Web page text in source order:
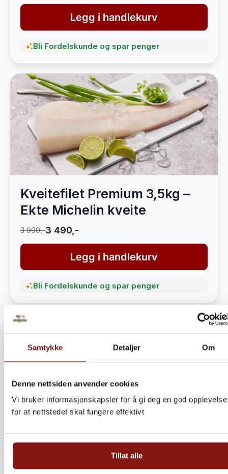
Samtykke Detaljer Om
Denne nettsiden anvender cookies
Vi bruker informasjonskapsler for å gi deg en god
for at nettstedet skal fungere effektivt
Tillat alle
Legg i handlekurv
Bli Fordelskunde og spar penger
Kveitefilet Premium 3,5kg –
Ekte Michelin kveite
3 990,-3 490,-
Legg i handlekurv
Bli Fordelskunde og spar penger
Steinbitkaker Dalen 5kg –
Ekte norsk håndverk fra
havet